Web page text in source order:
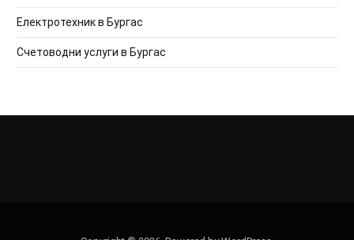
Електротехник в Бургас
Счетоводни услуги в Бургас